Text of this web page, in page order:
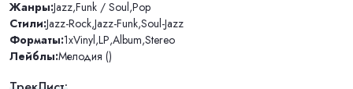
Жанры:Jazz,Funk / Soul,Pop
Стили:Jazz-Rock,Jazz-Funk,Soul-Jazz
Форматы:1xVinyl,LP,Album,Stereo
Лейблы:Мелодия ()